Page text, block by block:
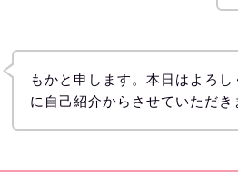
もかと申します。本日はよろ
に自己紹介からさせていただき